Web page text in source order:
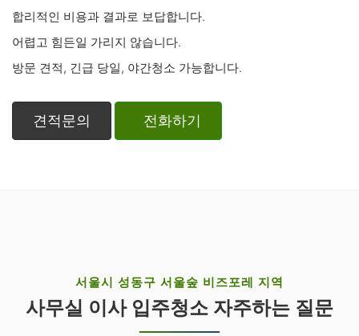
합리적인 비용과 결과로 보답합니다.
어렵고 힘든일 가리지 않습니다.
방문 견적, 긴급 당일, 야간청소 가능합니다.
견적문의 전화하기
서울시 성동구 서울숲 비즈포레 지역
사무실 이사 입주청소 자주하는 질문